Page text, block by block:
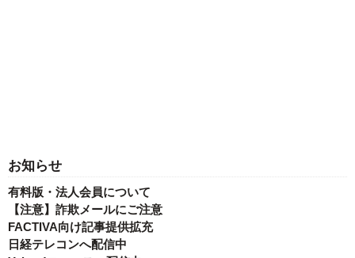
お知らせ
有料版・法人会員について
【注意】詐欺メールにご注意
FACTIVA向け記事提供拡充
日経テレコンへ配信中